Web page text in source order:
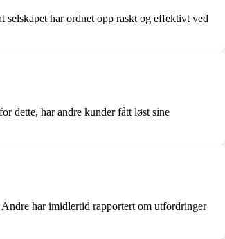
har ordnet opp raskt og effektivt ved
dette, har andre kunder fått løst sine
har imidlertid rapportert om utfordringer